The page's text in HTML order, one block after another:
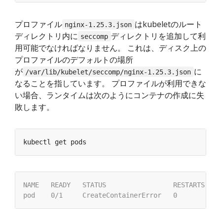
プロファイル nginx-1.25.3.json はkubeletのルート
ディレクトリ内に seccomp ディレクトリを追加して利
用可能でなければなりません。 これは、ディスク上の
プロファイルのデフォルトの場所
が /var/lib/kubelet/seccomp/nginx-1.25.3.json に
なることを指しています。 プロファイルが利用できな
い場合、ランタイムは次のようにコンテナの作成に失
敗します。